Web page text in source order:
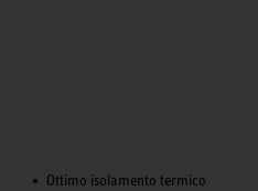
Ottimo isolamento termico